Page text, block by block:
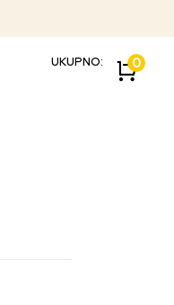
0
UKUPNO: